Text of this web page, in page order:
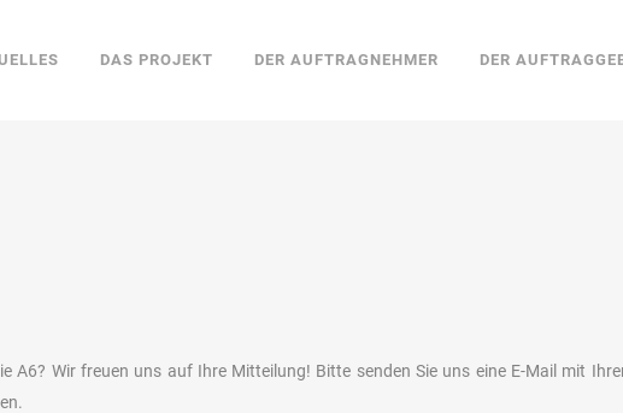
DAS PROJEKT DER AUFTRAGNEHMER DER
A6? Wir freuen uns auf Ihre Mitteilung! Bitte senden Sie uns eine E-Mail mit